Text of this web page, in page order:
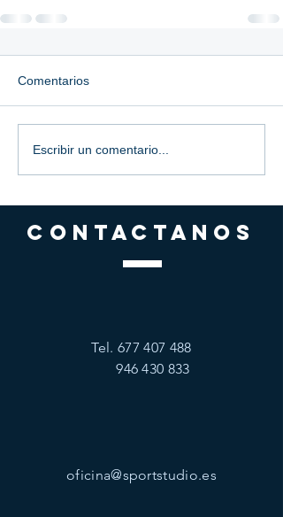
Comentarios
Escribir un comentario...
CONTACTANOS
Tel.677 407 488
946 430 833
oficina@sportstudio.es